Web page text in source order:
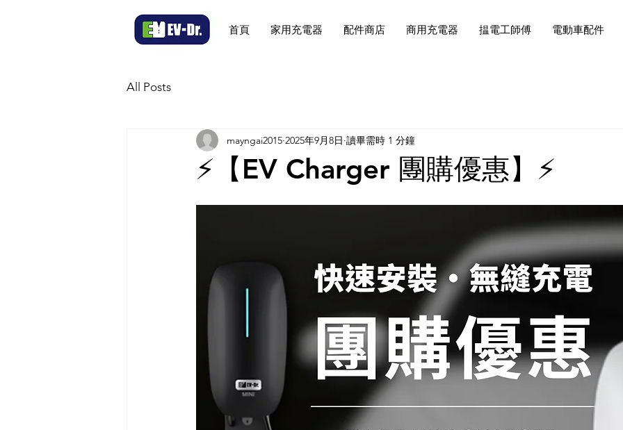
首頁 家用充電器 配件商店 商用充電器 揾電工師傅 電動車配件
All Posts
⚡【EV Charger 團購優惠】⚡
mayngai2015 2025年9月8日 讀畢需時 1 分鐘